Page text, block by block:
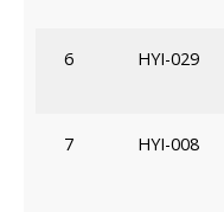
6 HYI-029
7 HYI-008